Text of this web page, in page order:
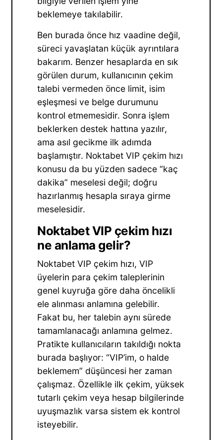
beklemeye takılabilir.
Ben burada önce hız vaadine değil,
süreci yavaşlatan küçük ayrıntılara
bakarım. Benzer hesaplarda en sık
görülen durum, kullanıcının çekim
talebi vermeden önce limit, isim
eşleşmesi ve belge durumunu
kontrol etmemesidir. Sonra işlem
beklerken destek hattına yazılır,
ama asıl gecikme ilk adımda
başlamıştır. Noktabet VIP çekim hızı
konusu da bu yüzden sadece “kaç
dakika” meselesi değil; doğru
hazırlanmış hesapla sıraya girme
meselesidir.
Noktabet VIP çekim hızı
ne anlama gelir?
Noktabet VIP çekim hızı, VIP
üyelerin para çekim taleplerinin
genel kuyruğa göre daha öncelikli
ele alınması anlamına gelebilir.
Fakat bu, her talebin aynı sürede
tamamlanacağı anlamına gelmez.
Pratikte kullanıcıların takıldığı nokta
burada başlıyor: “VIP’im, o halde
beklemem” düşüncesi her zaman
çalışmaz. Özellikle ilk çekim, yüksek
tutarlı çekim veya hesap bilgilerinde
uyuşmazlık varsa sistem ek kontrol
isteyebilir.